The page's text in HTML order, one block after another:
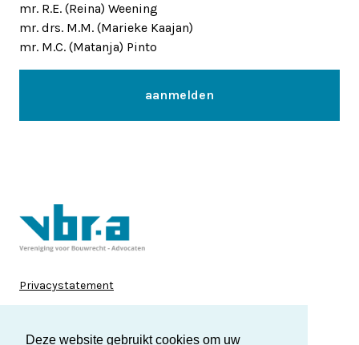
Deze website gebruikt cookies om uw
mr. R.E. (Reina) Weening
mr. drs. M.M. (Marieke Kaajan)
mr. M.C. (Matanja) Pinto
aanmelden
Privacystatement